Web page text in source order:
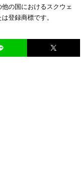
の国におけるスクウェ
登録商標です。